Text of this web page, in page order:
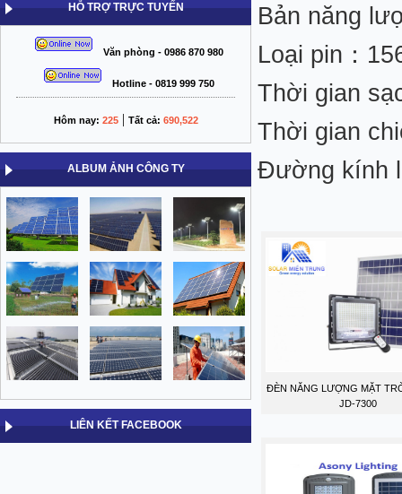
HỖ TRỢ TRỰC TUYẾN
Văn phòng - 0986 870 980
Hotline - 0819 999 750
Hôm nay: 225| Tất cả: 690,522
ALBUM ẢNH CÔNG TY
LIÊN KẾT FACEBOOK
Bản năng
Loại pin：
Thời gian
Thời gian
Đường kính
ĐÈN NĂNG LƯỢNG MẶT
JD-7300